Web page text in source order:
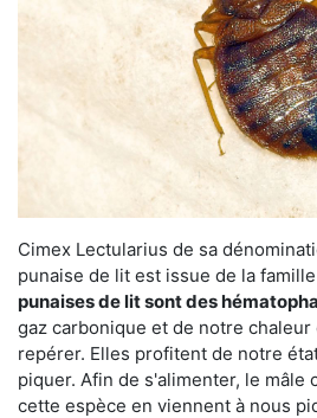
Cimex Lectularius de sa
punaise de lit est issue de la
punaises de lit sont des
gaz carbonique et de notre
repérer. Elles profitent de notre
piquer. Afin de s'alimenter, le mâle
cette espèce en viennent à nous